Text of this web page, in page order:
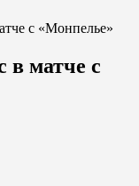
с «Монпелье»
в матче с